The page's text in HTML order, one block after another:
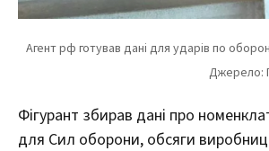
Фігурант збирав дані про
для Сил оборони, обсяги